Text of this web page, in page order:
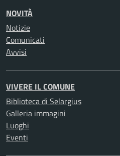
NOVITÀ
Notizie
Comunicati
Avvisi
VIVERE IL COMUNE
Biblioteca di Selargius
Galleria immagini
Luoghi
Eventi